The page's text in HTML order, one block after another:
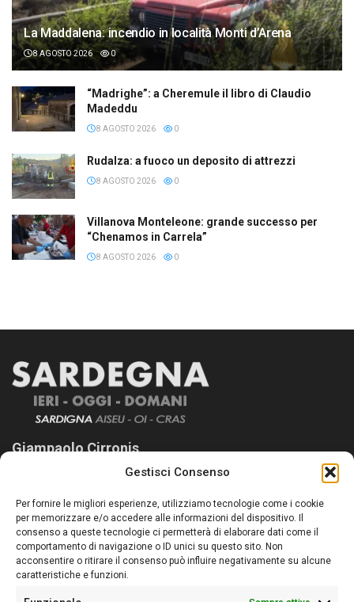
Gestisci Consenso
Per fornire le migliori esperienze, utilizziamo tecnologie come i cookie
per memorizzare e/o accedere alle informazioni del dispositivo. Il
consenso a queste tecnologie ci permetterà di elaborare dati come il
comportamento di navigazione o ID unici su questo sito. Non
acconsentire o ritirare il consenso può influire negativamente su alcune
caratteristiche e funzioni.
La Maddalena: incendio in località Monti d’Arena
8 AGOSTO 2026 0
“Madrighe”: a Cheremule il libro di Claudio
Madeddu
8 AGOSTO 2026 0
Rudalza: a fuoco un deposito di attrezzi
8 AGOSTO 2026 0
Villanova Monteleone: grande successo per
“Chenamos in Carrela”
8 AGOSTO 2026 0
Giampaolo Cirronis
Sardegna Ieri-Oggi-Domani nasce per informare “liberamente” i
lettori su quanto accade in Sardegna, con un occhio rivolto al
nostro passato e, soprattutto, al nostro futuro
Follow Us